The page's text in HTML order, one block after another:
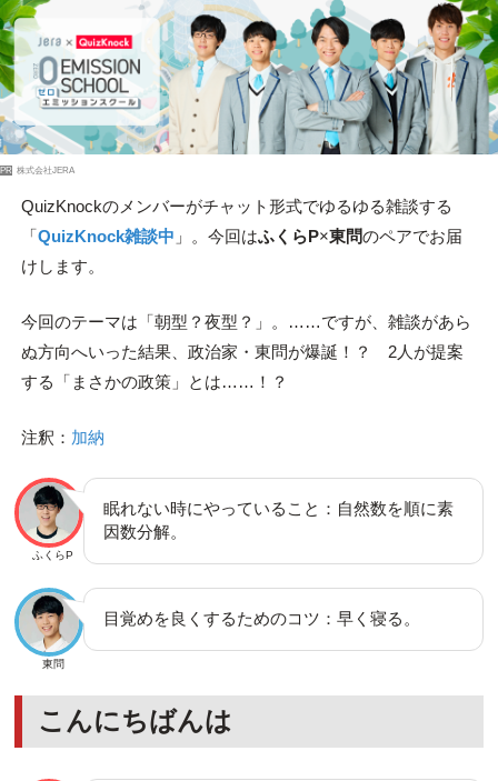
PR 株式会社JERA
QuizKnockのメンバーがチャット形式でゆるゆる雑談する
「QuizKnock雑談中 」。今回はふくらP×東問のペアでお届
けします。
今回のテーマは「朝型？夜型？」。……ですが、雑談があら
ぬ方向へいった結果、政治家・東問が爆誕！？ 2人が提案
する「まさかの政策」とは……！？
注釈： 加納
ふくらP
眠れない時にやっていること：自然数を順に素
因数分解。
東問
目覚めを良くするためのコツ：早く寝る。
こんにちばんは